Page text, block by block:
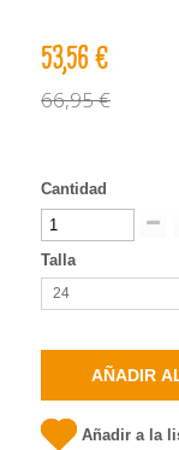
53,56 €
66,95 €
Cantidad
Talla
24
AÑADIR
Añadir a la